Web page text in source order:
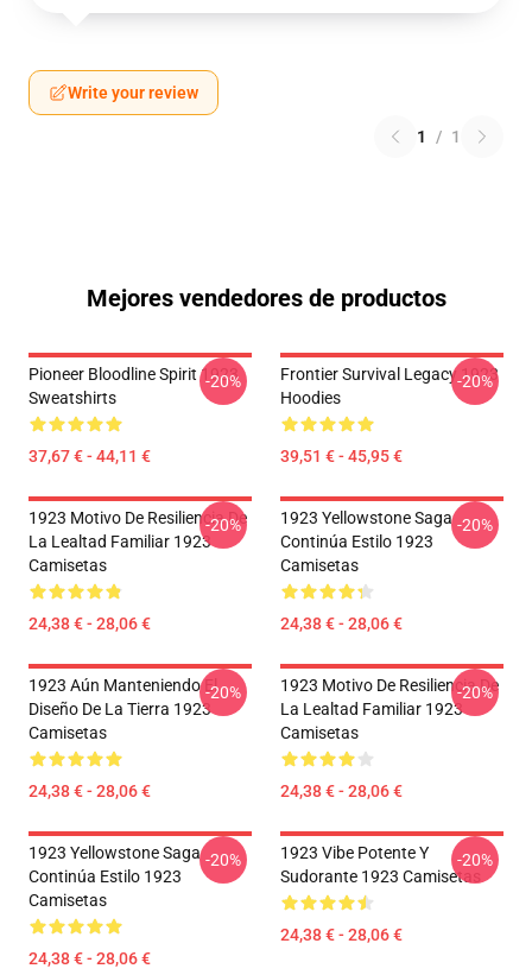
Write your review
1 / 1
Mejores vendedores de productos
Pioneer Bloodline Spirit 1923
Sweatshirts
37,67 € - 44,11 €
-20%
Frontier Survival Legacy 1923
Hoodies
39,51 € - 45,95 €
-20%
1923 Motivo De Resiliencia De
La Lealtad Familiar 1923
Camisetas
24,38 € - 28,06 €
-20%
1923 Yellowstone Saga
Continúa Estilo 1923
Camisetas
24,38 € - 28,06 €
-20%
1923 Aún Manteniendo El
Diseño De La Tierra 1923
Camisetas
24,38 € - 28,06 €
-20%
1923 Motivo De Resiliencia De
La Lealtad Familiar 1923
Camisetas
24,38 € - 28,06 €
-20%
1923 Yellowstone Saga
Continúa Estilo 1923
Camisetas
24,38 € - 28,06 €
-20%
1923 Vibe Potente Y
Sudorante 1923 Camisetas
24,38 € - 28,06 €
-20%